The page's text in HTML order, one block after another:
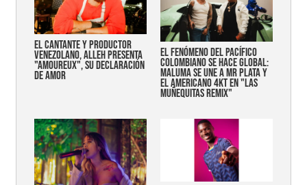
EL CANTANTE Y PRODUCTOR
VENEZOLANO, ALLEH PRESENTA
"AMOUREUX", SU DECLARACIÓN
DE AMOR
EL FENÓMENO DEL PACÍFICO
COLOMBIANO SE HACE GLOBAL:
MALUMA SE UNE A MR PLATA Y
EL AMERICANO 4KT EN "LAS
MUÑEQUITAS REMIX"